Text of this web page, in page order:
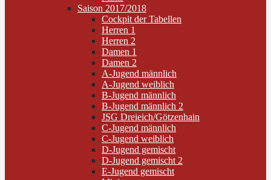
Saison 2017/2018
Cockpit der Tabellen
Herren 1
Herren 2
Damen 1
Damen 2
A-Jugend männlich
A-Jugend weiblich
B-Jugend männlich
B-Jugend männlich 2
JSG Dreieich/Götzenhain
C-Jugend männlich
C-Jugend weiblich
D-Jugend gemischt
D-Jugend gemischt 2
E-Jugend gemischt